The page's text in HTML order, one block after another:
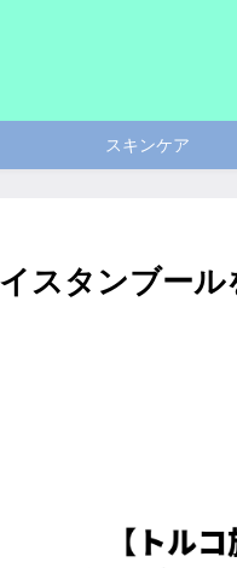
スキンケア
スタンブー